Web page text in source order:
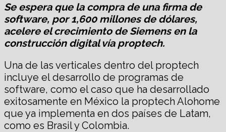
Se espera que la compra de una firma de
software, por 1,600 millones de dólares,
acelere el crecimiento de Siemens en la
construcción digital vía proptech.
Una de las verticales dentro del proptech
incluye el desarrollo de programas de
software, como el caso que ha desarrollado
exitosamente en México la proptech Alohome
que ya implementa en dos países de Latam,
como es Brasil y Colombia.